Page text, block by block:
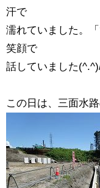
汗で
濡れていました。
笑顔で
話していました
この日は、三面水